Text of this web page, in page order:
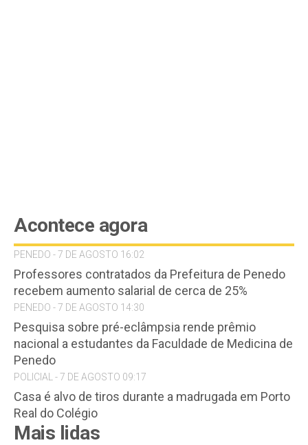
Acontece agora
PENEDO - 7 DE AGOSTO 16:02
Professores contratados da Prefeitura de Penedo
recebem aumento salarial de cerca de 25%
PENEDO - 7 DE AGOSTO 14:30
Pesquisa sobre pré-eclâmpsia rende prêmio
nacional a estudantes da Faculdade de Medicina de
Penedo
POLICIAL - 7 DE AGOSTO 09:17
Casa é alvo de tiros durante a madrugada em Porto
Real do Colégio
Mais lidas